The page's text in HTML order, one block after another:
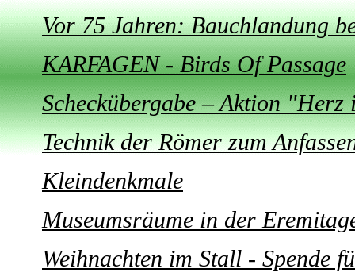
Vor 75 Jahren: Bauchlandung
KARFAGEN - Birds Of Passage
Scheckübergabe – Aktion
Technik der Römer zum
Kleindenkmale
Museumsräume in der
Weihnachten im Stall - Spende